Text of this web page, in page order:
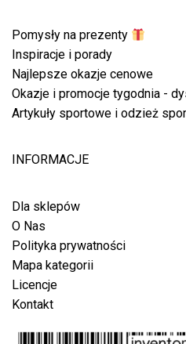
Pomysły na prezenty
Inspiracje i porady
Najlepsze okazje cenowe
Okazje i promocje tygodnia -
Artykuły sportowe i odzież
INFORMACJE
Dla sklepów
O Nas
Polityka prywatności
Mapa kategorii
Licencje
Kontakt